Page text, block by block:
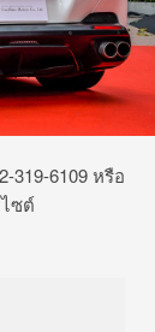
319-6109 หรือ
ไซต์